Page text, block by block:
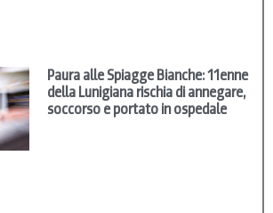
Paura alle Spiagge Bianche: 11enne
della Lunigiana rischia di annegare,
soccorso e portato in ospedale